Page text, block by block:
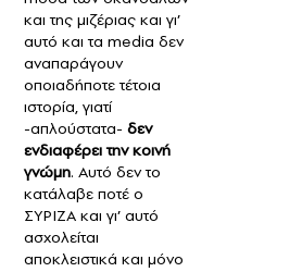
και της μιζέριας και γι’
αυτό και τα media δεν
αναπαράγουν
οποιαδήποτε τέτοια
ιστορία, γιατί
-απλούστατα- δεν
ενδιαφέρει την κοινή
γνώμη. Αυτό δεν το
κατάλαβε ποτέ ο
ΣΥΡΙΖΑ και γι’ αυτό
ασχολείται
αποκλειστικά και μόνο